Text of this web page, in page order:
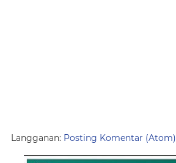
Langganan: Posting Komentar (Atom)